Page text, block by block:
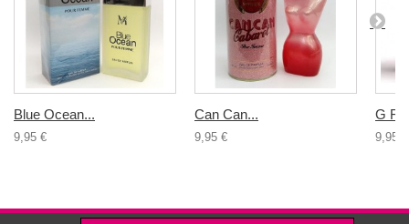
Blue Ocean...
9,95 €
Can Can...
9,95 €
G
9,95 €